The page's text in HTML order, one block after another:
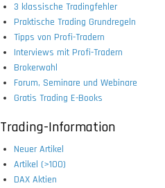
3 klassische Tradingfehler
Praktische Trading Grundregeln
Tipps von Profi-Tradern
Interviews mit Profi-Tradern
Brokerwahl
Forum, Seminare und Webinare
Gratis Trading E-Books
Trading-Information
Neuer Artikel
Artikel (>100)
DAX Aktien